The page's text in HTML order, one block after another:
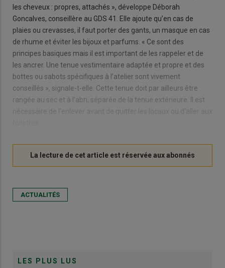
les cheveux : propres, attachés », développe Déborah
Goncalves, conseillère au GDS 41. Elle ajoute qu’en cas de
plaies ou crevasses, il faut porter des gants, un masque en cas
de rhume et éviter les bijoux et parfums. « Ce sont des
principes basiques mais il est important de les rappeler et de
les ancrer. Une tenue vestimentaire adaptée et propre et des
bottes ou sabots spécifiques à l’atelier sont vivement
conseillés », signale-t-elle. Cette tenue doit par ailleurs être
rangée au sec et à l’abri, séparée de la tenue extérieure. Il est
nécessaire de l’enlever avant de quitter les locaux ou d'aller aux
ACTUALITÉS
LES PLUS LUS